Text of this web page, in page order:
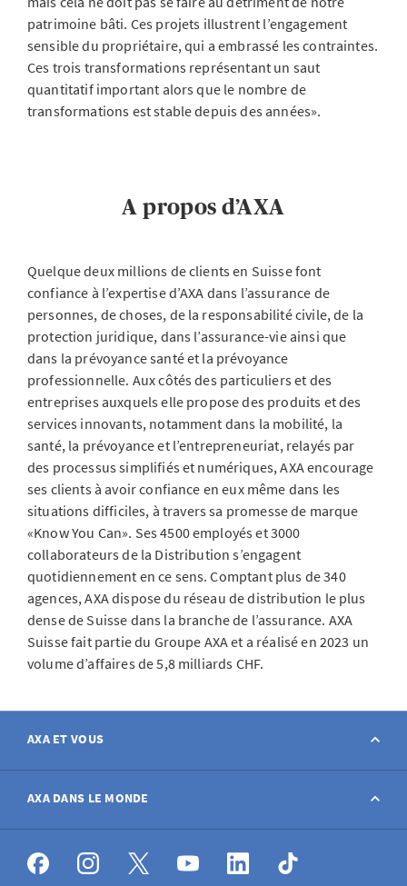
patrimoine bâti. Ces projets illustrent l’engagement
sensible du propriétaire, qui a embrassé les contraintes.
Ces trois transformations représentant un saut
quantitatif important alors que le nombre de
transformations est stable depuis des années».
A propos d’AXA
Quelque deux millions de clients en Suisse font
confiance à l’expertise d’AXA dans l’assurance de
personnes, de choses, de la responsabilité civile, de la
protection juridique, dans l’assurance-vie ainsi que
dans la prévoyance santé et la prévoyance
professionnelle. Aux côtés des particuliers et des
entreprises auxquels elle propose des produits et des
services innovants, notamment dans la mobilité, la
santé, la prévoyance et l’entrepreneuriat, relayés par
des processus simplifiés et numériques, AXA encourage
ses clients à avoir confiance en eux même dans les
situations difficiles, à travers sa promesse de marque
«Know You Can». Ses 4500 employés et 3000
collaborateurs de la Distribution s’engagent
quotidiennement en ce sens. Comptant plus de 340
agences, AXA dispose du réseau de distribution le plus
dense de Suisse dans la branche de l’assurance. AXA
Suisse fait partie du Groupe AXA et a réalisé en 2023 un
volume d’affaires de 5,8 milliards CHF.
AXA ET VOUS
Contact
Déclarer sinistre
AXA DANS LE MONDE
AXA dans le monde